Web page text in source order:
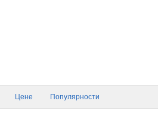
Цене Популярности